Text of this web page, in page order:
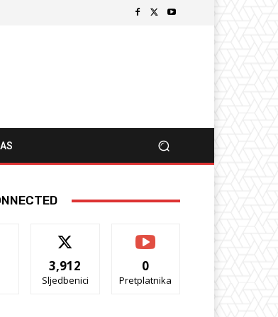
3,912
Sljedbenici
0
Pretplatnika